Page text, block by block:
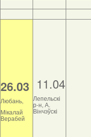
26.03
Любань,
Мікалай
Верабей
11.04
Лепельскі
р-н, А.
Вінчэўскі